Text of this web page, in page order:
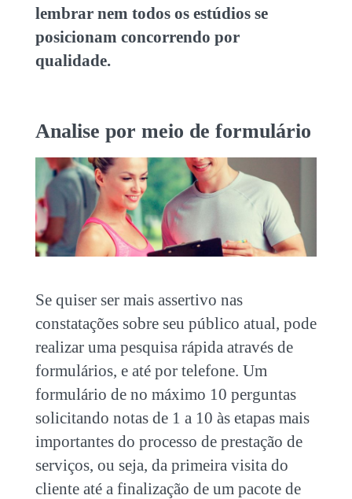
lembrar nem todos os estúdios se
posicionam concorrendo por
qualidade.
Analise por meio de formulário
Se quiser ser mais assertivo nas
constatações sobre seu público atual, pode
realizar uma pesquisa rápida através de
formulários, e até por telefone. Um
formulário de no máximo 10 perguntas
solicitando notas de 1 a 10 às etapas mais
importantes do processo de prestação de
serviços, ou seja, da primeira visita do
cliente até a finalização de um pacote de